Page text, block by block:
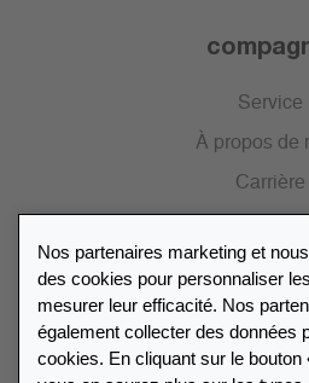
Service
À propos de
Carrière
Catalogue
Répertoire des
Nos partenaires marketing et
des cookies pour personnaliser
mesurer leur efficacité. Nos
également collecter des données
cookies. En cliquant sur le bouton